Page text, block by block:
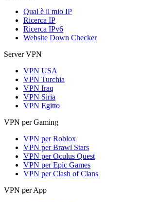
Qual è il mio IP
Ricerca IP
Ricerca IPv6
Website Down Checker
Server VPN
VPN USA
VPN Turchia
VPN Iraq
VPN Siria
VPN Egitto
VPN per Gaming
VPN per Roblox
VPN per Brawl Stars
VPN per Oculus Quest
VPN per Epic Games
VPN per Clash of Clans
VPN per App